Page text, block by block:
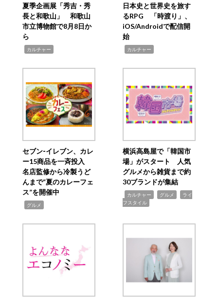
夏季企画展「秀吉・秀
長と和歌山」 和歌山
市立博物館で8月8日か
ら
カルチャー
日本史と世界史を旅す
るRPG 「時渡り」、
iOS/Androidで配信開
始
カルチャー
セブン‐イレブン、カレ
ー15商品を一斉投入
名店監修から冷製うど
んまで“夏のカレーフェ
ス”を開催中
グルメ
横浜高島屋で「韓国市
場」がスタート 人気
グルメから雑貨まで約
30ブランドが集結
カルチャー グルメ
ライ
フスタイル